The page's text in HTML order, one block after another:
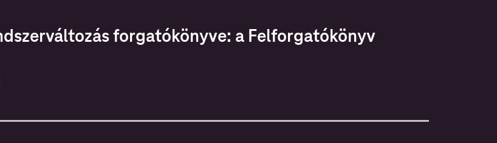
forgatókönyve: a Felforgatókönyv